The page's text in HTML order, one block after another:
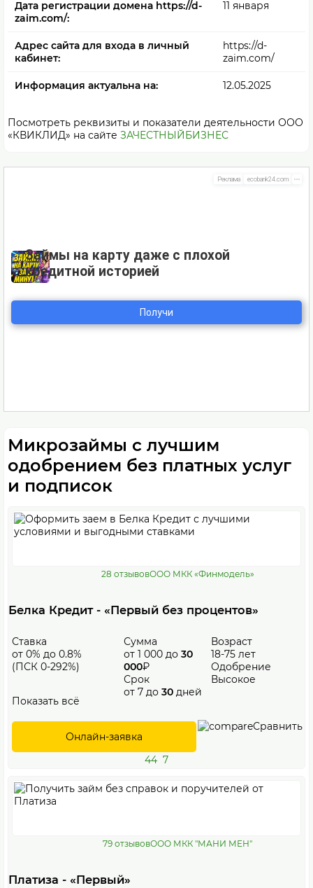
Дата регистрации домена https://d-
zaim.com/:
11 января
Адрес сайта для входа в личный
кабинет:
https://d-
zaim.com/
Информация актуальна на: 12.05.2025
Посмотреть реквизиты и показатели деятельности ООО
«КВИКЛИД» на сайте ЗАЧЕСТНЫЙБИЗНЕС
Микрозаймы с лучшим
одобрением без платных услуг
и подписок
28 отзывовООО МКК «Финмодель»
Белка Кредит - «Первый без процентов»
Ставка
от 0% до 0.8%
(ПСК 0-292%)
Сумма
от 1 000 до 30
000₽
Срок
от 7 до 30 дней
Возраст
18-75 лет
Одобрение
Высокое
Показать всё
Онлайн-заявка
Сравнить
44 7
79 отзывовООО МКК "МАНИ МЕН"
Платиза - «Первый»